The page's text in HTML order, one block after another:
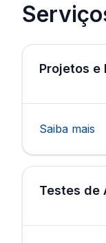
Projetos e
Saiba mais
Testes de